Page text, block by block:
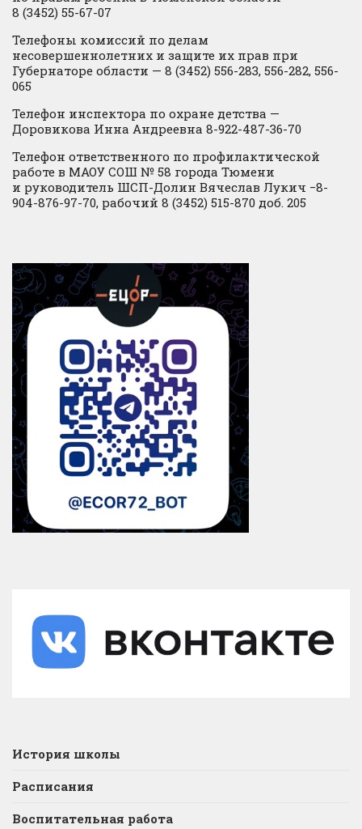
8 (3452) 55-67-07
Телефоны комиссий по делам
несовершеннолетних и защите их прав при
Губернаторе области — 8 (3452) 556-283, 556-282, 556-
065
Телефон инспектора по охране детства —
Доровикова Инна Андреевна 8-922-487-36-70
Телефон ответственного по профилактической
работе в МАОУ СОШ № 58 города Тюмени
и руководитель ШСП-Долин Вячеслав Лукич −8-
904-876-97-70, рабочий 8 (3452) 515-870 доб. 205
История школы
Расписания
Воспитательная работа